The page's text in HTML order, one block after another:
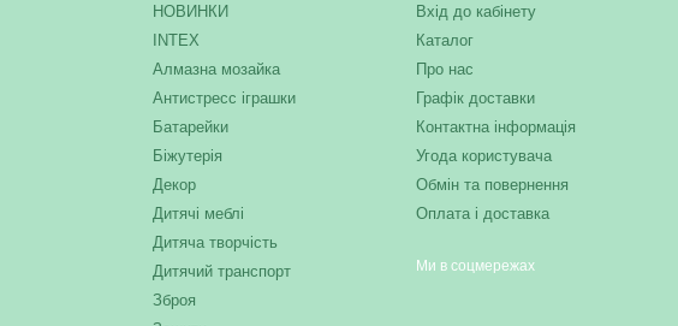
НОВИНКИ
INTEX
Алмазна мозайка
Антистресс іграшки
Батарейки
Біжутерія
Декор
Дитячі меблі
Дитяча творчість
Дитячий транспорт
Зброя
Вхід до кабінету
Каталог
Про нас
Графік доставки
Контактна інформація
Угода користувача
Обмін та повернення
Оплата і доставка
Ми в соцмережах